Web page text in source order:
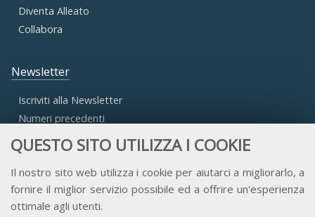
QUESTO SITO UTILIZZA I COOKIE
Il nostro sito web utilizza i cookie per aiutarci a migliorarlo, a
fornire il miglior servizio possibile ed a offrire un'esperienza
ottimale agli utenti.
Diventa Alleato
Collabora
Newsletter
Iscriviti alla Newsletter
Numeri precedenti
Accesso Aderenti
Accesso Consulta